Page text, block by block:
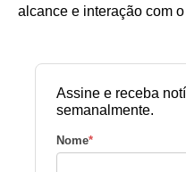
alcance e interação com
Assine e receba
semanalmente.
Nome*